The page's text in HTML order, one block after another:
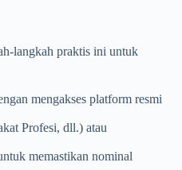
langkah praktis ini untuk
mengakses platform resmi
Profesi, dll.) atau
memastikan nominal